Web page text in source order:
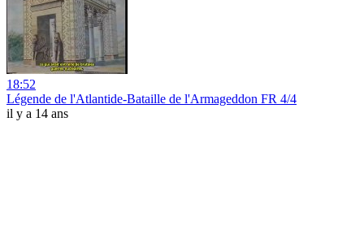
18:52
Légende de l'Atlantide-Bataille de l'Armageddon FR 4/4
il y a 14 ans